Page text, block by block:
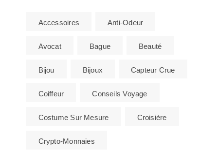
Accessoires Anti-Odeur
Avocat Bague Beauté
Bijou Bijoux Capteur Crue
Coiffeur Conseils Voyage
Costume Sur Mesure Croisière
Crypto-Monnaies